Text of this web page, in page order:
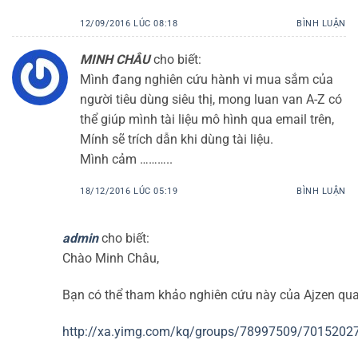
12/09/2016 LÚC 08:18 BÌNH LUẬN
MINH CHÂU cho biết:
Mình đang nghiên cứu hành vi mua sắm của
người tiêu dùng siêu thị, mong luan van A-Z có
thể giúp mình tài liệu mô hình qua email trên,
Mính sẽ trích dẫn khi dùng tài liệu.
Mình cảm ………..
18/12/2016 LÚC 05:19 BÌNH LUẬN
admin cho biết:
Chào Minh Châu,
Bạn có thể tham khảo nghiên cứu này của Ajzen
http://xa.yimg.com/kq/groups/78997509/